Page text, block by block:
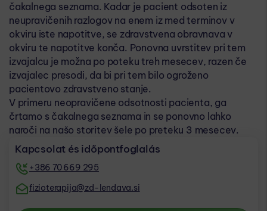
čakalnega seznama. Kadar je pacient odsoten iz
neupravičenih razlogov na enem iz med terminov v
okviru iste napotitve, se zdravstvena obravnava v
okviru te napotitve konča. Ponovna uvrstitev pri tem
izvajalcu je možna po poteku treh mesecev, razen če
izvajalec presodi, da bi pri tem bilo ogroženo
pacientovo zdravstveno stanje.
V primeru neopravičene odsotnosti pacienta, ga
črtamo s čakalnega seznama in se ponovno lahko
naroči na našo storitev šele po preteku 3 mesecev.
Kapcsolat és időpontfoglalás
+386 70 669 295
fizioterapija@zd-lendava.si